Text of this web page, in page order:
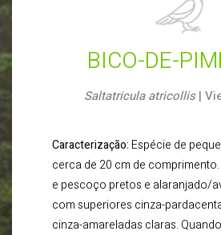
BICO-DE-
Saltatricula atricollis|
Caracterização: Espécie de
cerca de 20 cm de
e pescoço pretos e alaranjado/
com superiores cinza-
cinza-amareladas claras.